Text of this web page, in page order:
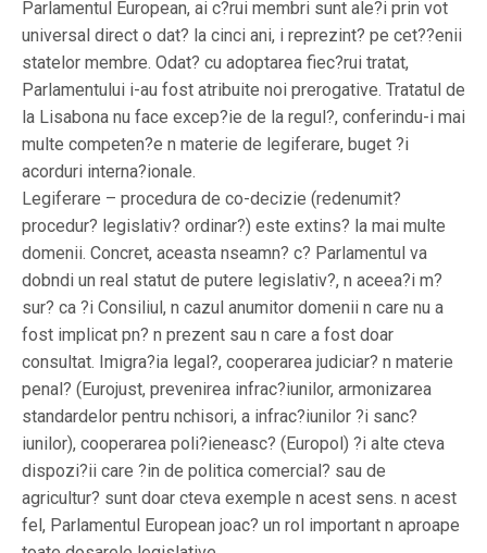
Parlamentul European, ai c?rui membri sunt ale?i prin vot
universal direct o dat? la cinci ani, i reprezint? pe cet??enii
statelor membre. Odat? cu adoptarea fiec?rui tratat,
Parlamentului i-au fost atribuite noi prerogative. Tratatul de
la Lisabona nu face excep?ie de la regul?, conferindu-i mai
multe competen?e n materie de legiferare, buget ?i
acorduri interna?ionale.
Legiferare – procedura de co-decizie (redenumit?
procedur? legislativ? ordinar?) este extins? la mai multe
domenii. Concret, aceasta nseamn? c? Parlamentul va
dobndi un real statut de putere legislativ?, n aceea?i m?
sur? ca ?i Consiliul, n cazul anumitor domenii n care nu a
fost implicat pn? n prezent sau n care a fost doar
consultat. Imigra?ia legal?, cooperarea judiciar? n materie
penal? (Eurojust, prevenirea infrac?iunilor, armonizarea
standardelor pentru nchisori, a infrac?iunilor ?i sanc?
iunilor), cooperarea poli?ieneasc? (Europol) ?i alte cteva
dispozi?ii care ?in de politica comercial? sau de
agricultur? sunt doar cteva exemple n acest sens. n acest
fel, Parlamentul European joac? un rol important n aproape